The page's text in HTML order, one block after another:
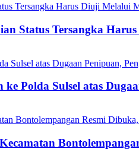
Status Tersangka
Polda Sulsel atas